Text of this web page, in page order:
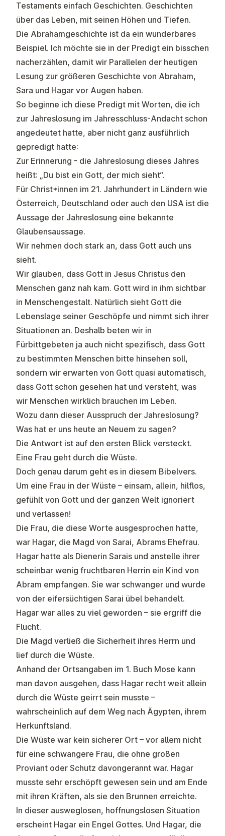
Testaments einfach Geschichten. Geschichten
über das Leben, mit seinen Höhen und Tiefen.
Die Abrahamgeschichte ist da ein wunderbares
Beispiel. Ich möchte sie in der Predigt ein bisschen
nacherzählen, damit wir Parallelen der heutigen
Lesung zur größeren Geschichte von Abraham,
Sara und Hagar vor Augen haben.
So beginne ich diese Predigt mit Worten, die ich
zur Jahreslosung im Jahresschluss-Andacht schon
angedeutet hatte, aber nicht ganz ausführlich
gepredigt hatte:
Zur Erinnerung - die Jahreslosung dieses Jahres
heißt: „Du bist ein Gott, der mich sieht“.
Für Christ*innen im 21. Jahrhundert in Ländern wie
Österreich, Deutschland oder auch den USA ist die
Aussage der Jahreslosung eine bekannte
Glaubensaussage.
Wir nehmen doch stark an, dass Gott auch uns
sieht.
Wir glauben, dass Gott in Jesus Christus den
Menschen ganz nah kam. Gott wird in ihm sichtbar
in Menschengestalt. Natürlich sieht Gott die
Lebenslage seiner Geschöpfe und nimmt sich ihrer
Situationen an. Deshalb beten wir in
Fürbittgebeten ja auch nicht spezifisch, dass Gott
zu bestimmten Menschen bitte hinsehen soll,
sondern wir erwarten von Gott quasi automatisch,
dass Gott schon gesehen hat und versteht, was
wir Menschen wirklich brauchen im Leben.
Wozu dann dieser Ausspruch der Jahreslosung?
Was hat er uns heute an Neuem zu sagen?
Die Antwort ist auf den ersten Blick versteckt.
Eine Frau geht durch die Wüste.
Doch genau darum geht es in diesem Bibelvers.
Um eine Frau in der Wüste – einsam, allein, hilflos,
gefühlt von Gott und der ganzen Welt ignoriert
und verlassen!
Die Frau, die diese Worte ausgesprochen hatte,
war Hagar, die Magd von Sarai, Abrams Ehefrau.
Hagar hatte als Dienerin Sarais und anstelle ihrer
scheinbar wenig fruchtbaren Herrin ein Kind von
Abram empfangen. Sie war schwanger und wurde
von der eifersüchtigen Sarai übel behandelt.
Hagar war alles zu viel geworden – sie ergriff die
Flucht.
Die Magd verließ die Sicherheit ihres Herrn und
lief durch die Wüste.
Anhand der Ortsangaben im 1. Buch Mose kann
man davon ausgehen, dass Hagar recht weit allein
durch die Wüste geirrt sein musste –
wahrscheinlich auf dem Weg nach Ägypten, ihrem
Herkunftsland.
Die Wüste war kein sicherer Ort – vor allem nicht
für eine schwangere Frau, die ohne großen
Proviant oder Schutz davongerannt war. Hagar
musste sehr erschöpft gewesen sein und am Ende
mit ihren Kräften, als sie den Brunnen erreichte.
In dieser ausweglosen, hoffnungslosen Situation
erscheint Hagar ein Engel Gottes. Und Hagar, die